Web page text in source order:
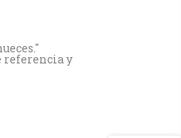
referencia y